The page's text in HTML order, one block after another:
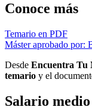
Conoce más
Temario en PDF
Máster aprobado por:
Desde Encuentra Tu
temario y el
Salario medio